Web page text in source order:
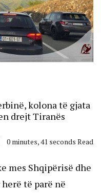
kolona të gjata
drejt Tiranës
0 minutes, 41 seconds Read
mes Shqipërisë dhe
të parë në